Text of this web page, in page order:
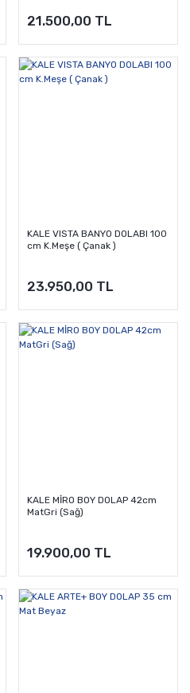
21.500,00 TL
KALE VISTA BANYO DOLABI 100
cm K.Meşe ( Çanak )
23.950,00 TL
KALE MİRO BOY DOLAP 42cm
MatGri (Sağ)
19.900,00 TL